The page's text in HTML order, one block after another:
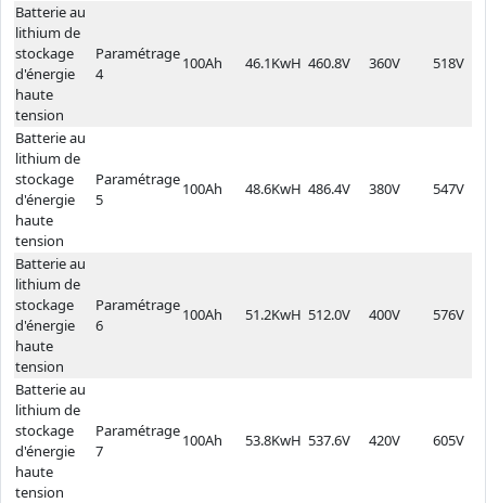
Batterie au
lithium de
stockage
d'énergie
haute
tension
Paramétrage
4
100Ah 46.1KwH 460.8V 360V 518V
Batterie au
lithium de
stockage
d'énergie
haute
tension
Paramétrage
5
100Ah 48.6KwH 486.4V 380V 547V
Batterie au
lithium de
stockage
d'énergie
haute
tension
Paramétrage
6
100Ah 51.2KwH 512.0V 400V 576V
Batterie au
lithium de
stockage
d'énergie
haute
tension
Paramétrage
7
100Ah 53.8KwH 537.6V 420V 605V